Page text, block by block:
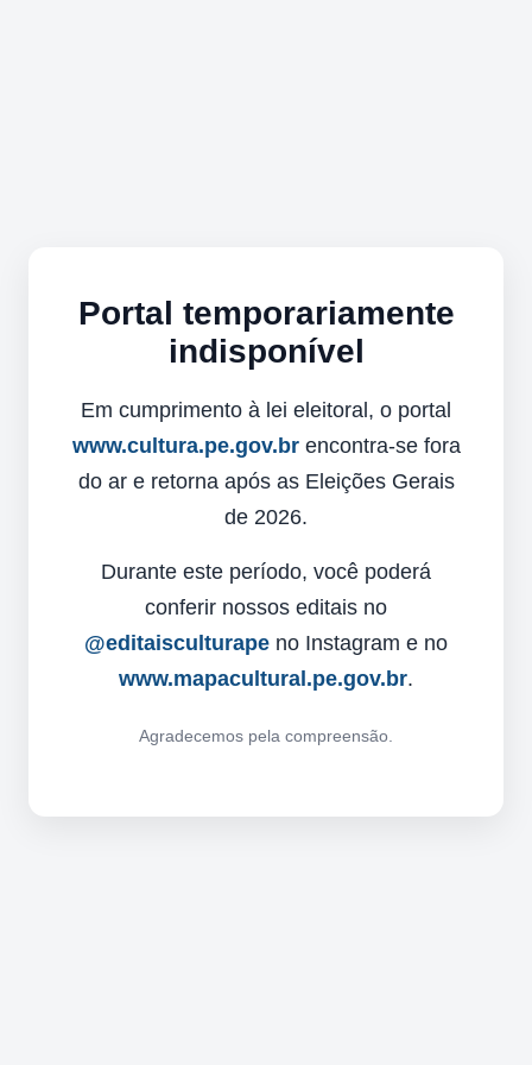
Portal temporariamente
indisponível
Em cumprimento à lei eleitoral, o portal
www.cultura.pe.gov.brencontra-se fora
do ar e retorna após as Eleições Gerais
de 2026.
Durante este período, você poderá
conferir nossos editais no
@editaisculturape no Instagram e no
www.mapacultural.pe.gov.br.
Agradecemos pela compreensão.